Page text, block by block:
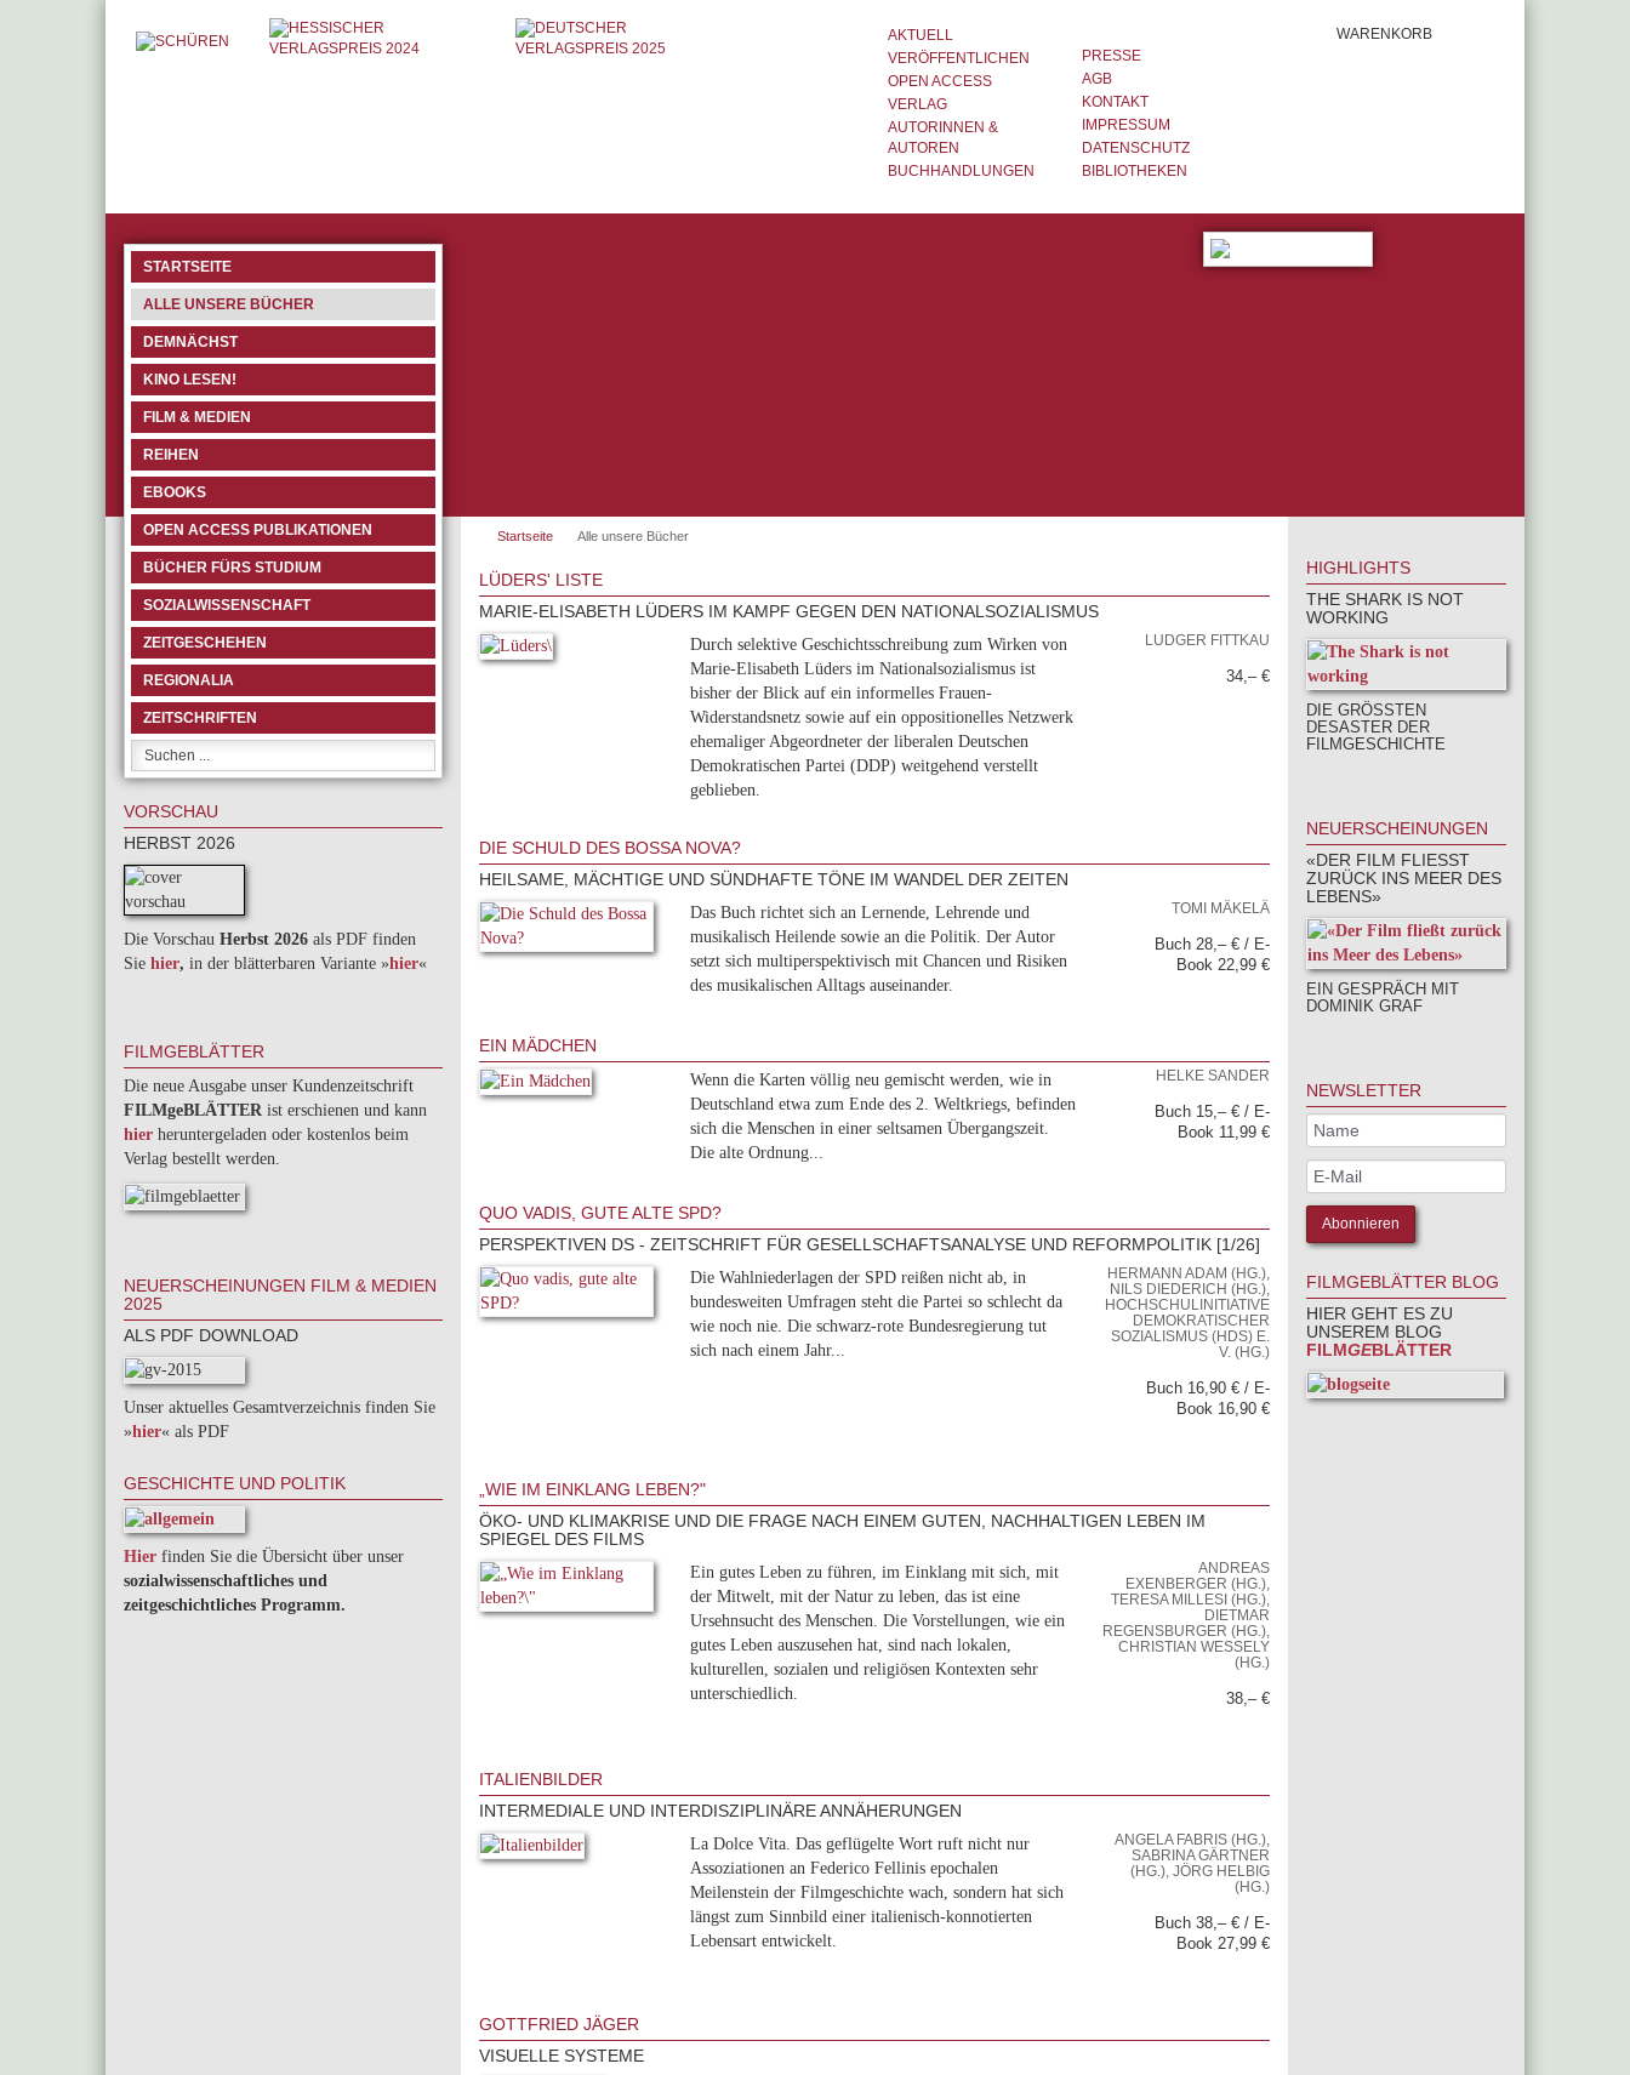
AKTUELL
VERÖFFENTLICHEN
OPEN ACCESS
VERLAG
AUTORINNEN &
AUTOREN
BUCHHANDLUNGEN
PRESSE
AGB
KONTAKT
IMPRESSUM
DATENSCHUTZ
BIBLIOTHEKEN
WARENKORB
STARTSEITE
ALLE UNSERE BÜCHER
DEMNÄCHST
KINO LESEN!
FILM & MEDIEN
REIHEN
EBOOKS
OPEN ACCESS PUBLIKATIONEN
BÜCHER FÜRS STUDIUM
SOZIALWISSENSCHAFT
ZEITGESCHEHEN
REGIONALIA
ZEITSCHRIFTEN
VORSCHAU
HERBST 2026
Die Vorschau Herbst 2026 als PDF finden
Sie hier, in der blätterbaren Variante »hier«
FILMGEBLÄTTER
Die neue Ausgabe unser Kundenzeitschrift
FILMgeBLÄTTER ist erschienen und kann
hier heruntergeladen oder kostenlos beim
Verlag bestellt werden.
NEUERSCHEINUNGEN FILM & MEDIEN
2025
ALS PDF DOWNLOAD
Unser aktuelles Gesamtverzeichnis finden Sie
»hier« als PDF
GESCHICHTE UND POLITIK
Hier finden Sie die Übersicht über unser
sozialwissenschaftliches und
zeitgeschichtliches Programm.
Startseite Alle unsere Bücher
LÜDERS' LISTE
MARIE-ELISABETH LÜDERS IM KAMPF GEGEN DEN NATIONALSOZIALISMUS
Durch selektive Geschichtsschreibung zum Wirken von
Marie-Elisabeth Lüders im Nationalsozialismus ist
bisher der Blick auf ein informelles Frauen-
Widerstandsnetz sowie auf ein oppositionelles Netzwerk
ehemaliger Abgeordneter der liberalen Deutschen
Demokratischen Partei (DDP) weitgehend verstellt
geblieben.
LUDGER FITTKAU
34,– €
DIE SCHULD DES BOSSA NOVA?
HEILSAME, MÄCHTIGE UND SÜNDHAFTE TÖNE IM WANDEL DER ZEITEN
Das Buch richtet sich an Lernende, Lehrende und
musikalisch Heilende sowie an die Politik. Der Autor
setzt sich multiperspektivisch mit Chancen und Risiken
des musikalischen Alltags auseinander.
TOMI MÄKELÄ
Buch 28,– € / E-
Book 22,99 €
EIN MÄDCHEN
Wenn die Karten völlig neu gemischt werden, wie in
Deutschland etwa zum Ende des 2. Weltkriegs, befinden
sich die Menschen in einer seltsamen Übergangszeit.
Die alte Ordnung...
HELKE SANDER
Buch 15,– € / E-
Book 11,99 €
QUO VADIS, GUTE ALTE SPD?
PERSPEKTIVEN DS - ZEITSCHRIFT FÜR GESELLSCHAFTSANALYSE UND REFORMPOLITIK [1/26]
Die Wahlniederlagen der SPD reißen nicht ab, in
bundesweiten Umfragen steht die Partei so schlecht da
wie noch nie. Die schwarz-rote Bundesregierung tut
sich nach einem Jahr...
HERMANN ADAM (HG.),
NILS DIEDERICH (HG.),
HOCHSCHULINITIATIVE
DEMOKRATISCHER
SOZIALISMUS (HDS) E.
V. (HG.)
Buch 16,90 € / E-
Book 16,90 €
„WIE IM EINKLANG LEBEN?"
ÖKO- UND KLIMAKRISE UND DIE FRAGE NACH EINEM GUTEN, NACHHALTIGEN LEBEN IM
SPIEGEL DES FILMS
Ein gutes Leben zu führen, im Einklang mit sich, mit
der Mitwelt, mit der Natur zu leben, das ist eine
Ursehnsucht des Menschen. Die Vorstellungen, wie ein
gutes Leben auszusehen hat, sind nach lokalen,
kulturellen, sozialen und religiösen Kontexten sehr
unterschiedlich.
ANDREAS
EXENBERGER (HG.),
TERESA MILLESI (HG.),
DIETMAR
REGENSBURGER (HG.),
CHRISTIAN WESSELY
(HG.)
38,– €
ITALIENBILDER
INTERMEDIALE UND INTERDISZIPLINÄRE ANNÄHERUNGEN
La Dolce Vita. Das geflügelte Wort ruft nicht nur
Assoziationen an Federico Fellinis epochalen
Meilenstein der Filmgeschichte wach, sondern hat sich
längst zum Sinnbild einer italienisch-konnotierten
Lebensart entwickelt.
ANGELA FABRIS (HG.),
SABRINA GÄRTNER
(HG.), JÖRG HELBIG
(HG.)
Buch 38,– € / E-
Book 27,99 €
GOTTFRIED JÄGER
VISUELLE SYSTEME
HIGHLIGHTS
THE SHARK IS NOT
WORKING
DIE GRÖSSTEN D
ESASTER DER F
ILMGESCHICHTE
NEUERSCHEINUNGEN
«DER FILM FLIESST Z
URÜCK INS MEER DES L
EBENS»
EIN GESPRÄCH MIT
DOMINIK GRAF
NEWSLETTER
FILMGEBLÄTTER BLOG
HIER GEHT ES ZU
UNSEREM BLOG
FILMGEBLÄTTER